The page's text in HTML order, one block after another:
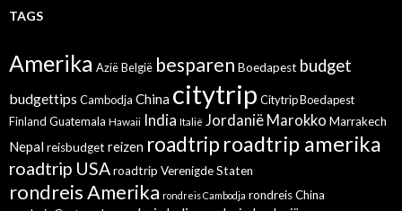
TAGS
Amerika AziëBelgië besparen Boedapest budget
budgettips Cambodja China citytrip Citytrip Boedapest
Finland Guatemala Hawaii India Italië Jordanië Marokko Marrakech
Nepalreisbudget reizen roadtrip roadtrip amerika
roadtrip USAroadtrip Verenigde Staten
rondreis Amerika rondreis Cambodja rondreis China